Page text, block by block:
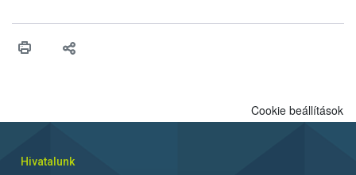
vonni az ebek viselkedésének megítélésében jártas szakértőt.
Cookie beállítások
Hivatalunk